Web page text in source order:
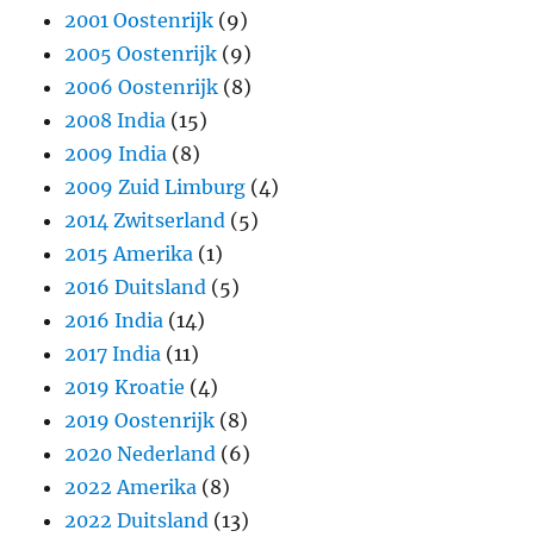
2001 Oostenrijk (9)
2005 Oostenrijk (9)
2006 Oostenrijk (8)
2008 India (15)
2009 India (8)
2009 Zuid Limburg (4)
2014 Zwitserland (5)
2015 Amerika (1)
2016 Duitsland (5)
2016 India (14)
2017 India (11)
2019 Kroatie (4)
2019 Oostenrijk (8)
2020 Nederland (6)
2022 Amerika (8)
2022 Duitsland (13)